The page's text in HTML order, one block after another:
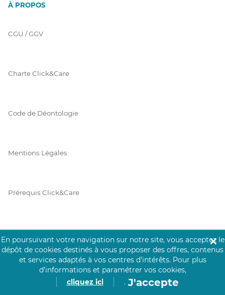
À PROPOS
CGU / GGV
Charte Click&Care
Code de Déontologie
Mentions Légales
Prérequis Click&Care
Protection des Données
Vie Privée
En poursuivant votre navigation sur notre site, vous acceptez le
dépôt de cookies destinés à vous proposer des offres, contenus
et services adaptés à vos centres d’intérêts. Pour plus
d’informations et paramétrer vos cookies,
cliquez ici
. J'accepte
✕